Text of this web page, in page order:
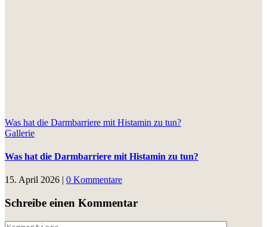
Was hat die Darmbarriere mit Histamin zu tun?
Gallerie
Was hat die Darmbarriere mit Histamin zu tun?
15. April 2026 | 0 Kommentare
Schreibe einen Kommentar